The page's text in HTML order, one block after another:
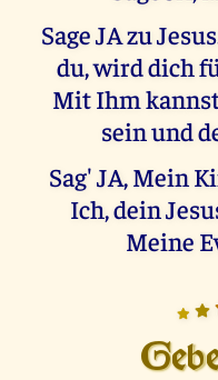
Sage JA zu
du, wird dich
Mit Ihm
sein und
Sag' JA, Mein
Ich, dein
Meine